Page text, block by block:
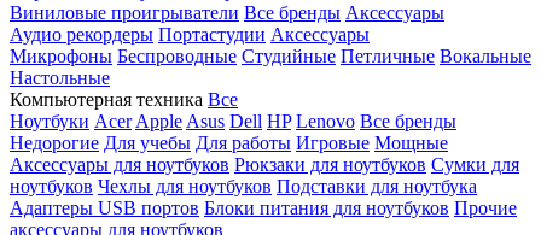
Виниловые проигрыватели Все бренды Аксессуары
Аудио рекордеры Портастудии Аксессуары
Микрофоны Беспроводные Студийные Петличные Вокальные
Настольные
Компьютерная техника Все
Ноутбуки Acer Apple Asus Dell HP Lenovo Все бренды
Недорогие Для учебы Для работы Игровые Мощные
Аксессуары для ноутбуков Рюкзаки для ноутбуков Сумки для
ноутбуков Чехлы для ноутбуков Подставки для ноутбука
Адаптеры USB портов Блоки питания для ноутбуков Прочие
аксессуары для ноутбуков